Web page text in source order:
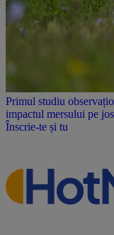
Primul studiu
impactul mersului pe
Înscrie-te și tu